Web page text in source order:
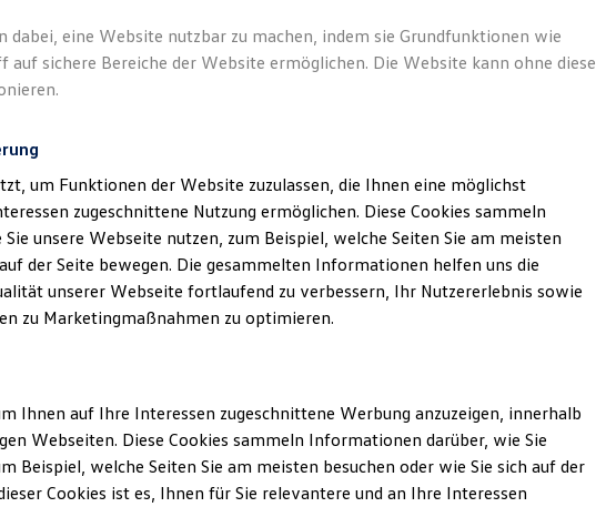
dabei, eine Website nutzbar zu machen, indem sie Grundfunktionen wie
auf sichere Bereiche der Website ermöglichen. Die Website kann ohne diese
um Funktionen der Website zuzulassen, die Ihnen eine möglichst
zugeschnittene Nutzung ermöglichen. Diese Cookies sammeln
unsere Webseite nutzen, zum Beispiel, welche Seiten Sie am meisten
der Seite bewegen. Die gesammelten Informationen helfen uns die
unserer Webseite fortlaufend zu verbessern, Ihr Nutzererlebnis sowie
zu Marketingmaßnahmen zu optimieren.
Ihnen auf Ihre Interessen zugeschnittene Werbung anzuzeigen, innerhalb
Webseiten. Diese Cookies sammeln Informationen darüber, wie Sie
Beispiel, welche Seiten Sie am meisten besuchen oder wie Sie sich auf der
Cookies ist es, Ihnen für Sie relevantere und an Ihre Interessen